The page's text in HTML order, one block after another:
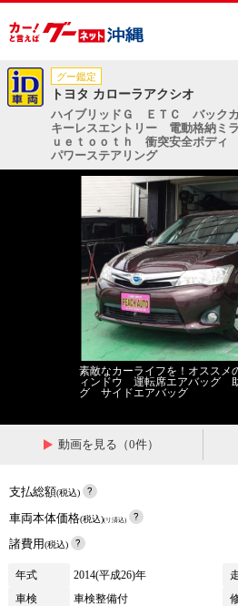
グー鑑定
トヨタ カローラアクシオ
ハイブリッドＧ ＥＴＣ バッ
キーレスエントリー 電動格納
ｕｅｔｏｏｔｈ 衝突安全ボデ
パワーステアリング
素敵なカーライフを！オススメ
ィンドウ 運転席エアバッグ
グ サイドエアバッグ
動画を見る（0件）
支払総額(税込)
車両本体価格(税込)(リ済込)
諸費用(税込)
年式 2014(平成26)年
車検
車検整備付